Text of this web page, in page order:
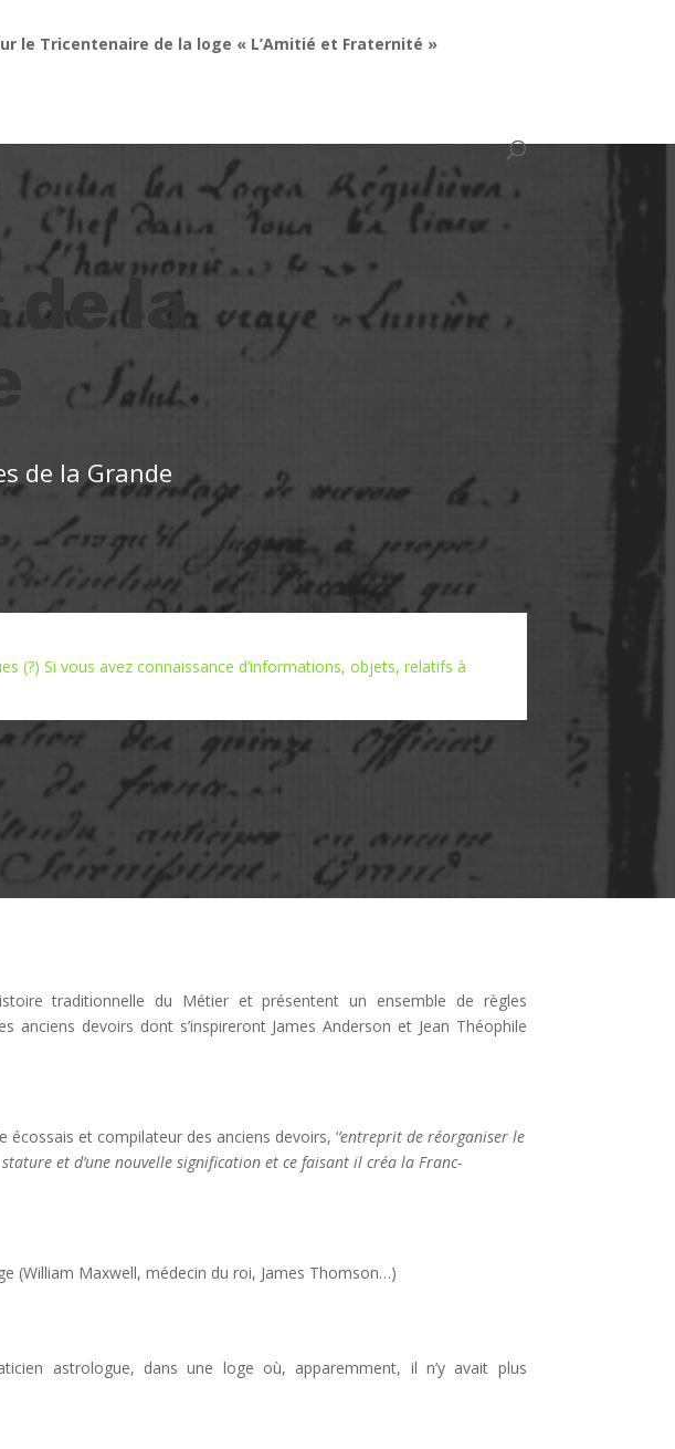
le Tricentenaire de la loge « L’Amitié et Fraternité »
de la
de la Grande
(?) Si vous avez connaissance d’informations, objets, relatifs à
traditionnelle du Métier et présentent un ensemble de règles
anciens devoirs dont s’inspireront James Anderson et Jean Théophile
et compilateur des anciens devoirs, ‘’entreprit de réorganiser le
et d’une nouvelle signification et ce faisant il créa la Franc-
(William Maxwell, médecin du roi, James Thomson…)
astrologue, dans une loge où, apparemment, il n’y avait plus